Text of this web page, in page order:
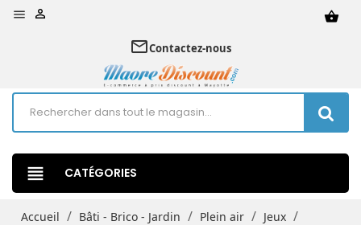
 shopping_basket

mail_outlineContactez-nous
view_headline CATÉGORIES
Accueil Bâti - Brico - Jardin Plein air
Jeux